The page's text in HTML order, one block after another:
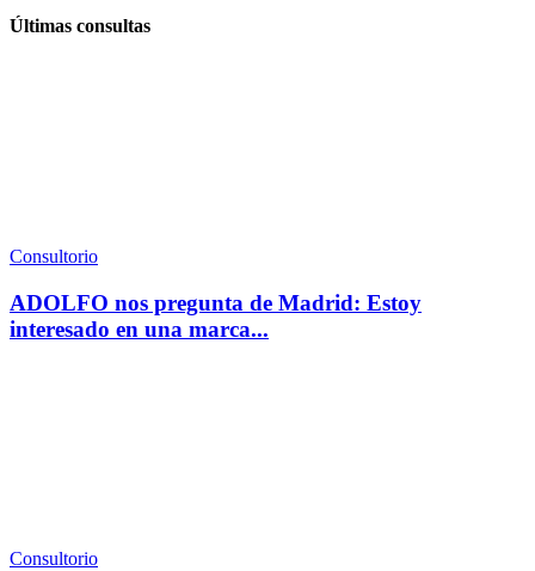
Últimas consultas
Consultorio
ADOLFO nos pregunta de Madrid: Estoy
interesado en una marca...
Consultorio